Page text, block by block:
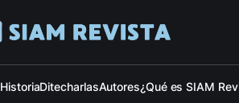
HistoriaDitecharlasAutores¿Qué es SIAM